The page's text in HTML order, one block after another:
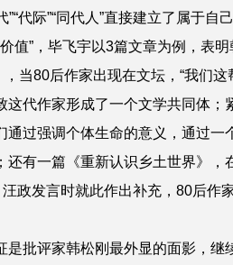
”“代际”“同代人”直接建立了属于
值”， 毕飞宇以3篇文章为例，表
，当80后作家出现在文坛，“我们
代作家形成了一个文学共同体
通过强调个体生命的意义，通过
还有一篇《重新认识乡土世界》
汪政发言时就此作出补充，80后作
批评家韩松刚最外显的面影，